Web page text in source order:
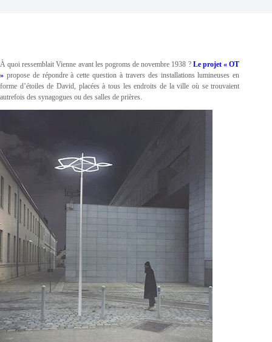
À quoi ressemblait Vienne avant les pogroms de novembre 1938 ? Le projet « OT
» propose de répondre à cette question à travers des installations lumineuses en
forme d’étoiles de David, placées à tous les endroits de la ville où se trouvaient
autrefois des synagogues ou des salles de prières.